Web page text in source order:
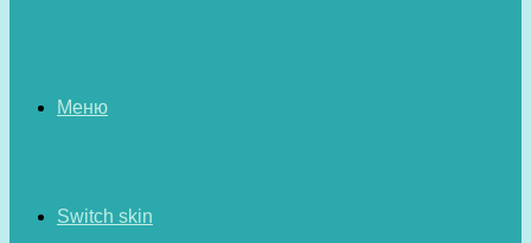
Меню
Switch skin